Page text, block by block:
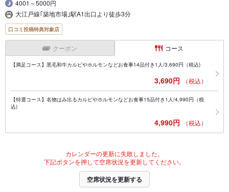
4001～5000円
大江戸線｢築地市場｣駅A1出口より徒歩3分
口コミ投稿特典対象店
クーポン コース
【満足コース】黒毛和牛カルビやホルモンなどお食事14品付き1人/3,690円（税込)
3,690円 （税込）
【特選コース】名物はみ出るカルビやホルモンなどお食事15品付き1人/4,990円（税
込)
4,990円 （税込）
カレンダーの更新に失敗しました。
下記ボタンを押して空席状況を更新してください。
空席状況を更新する